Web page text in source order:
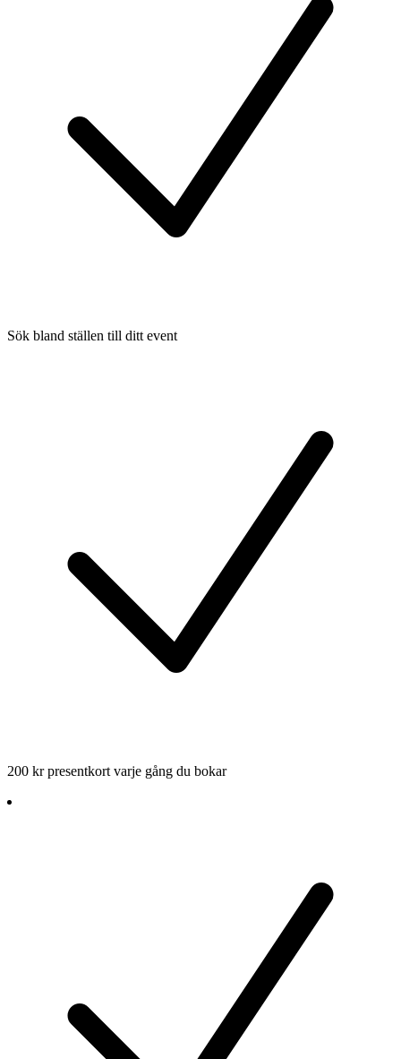
Sök bland ställen till ditt event
200 kr presentkort varje gång du bokar